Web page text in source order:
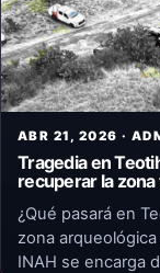
ABR 21, 2026 ·
Tragedia en
recuperar la
¿Qué pasará en
zona
INAH se encarga